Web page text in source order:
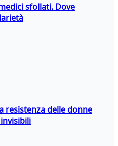
sfollati. Dove
resistenza delle donne